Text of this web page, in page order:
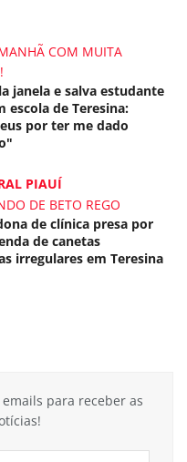
COM MUITA
janela e salva estudante
escola de Teresina:
por ter me dado
PIAUÍ
DE BETO REGO
de clínica presa por
de canetas
irregulares em Teresina
para receber as